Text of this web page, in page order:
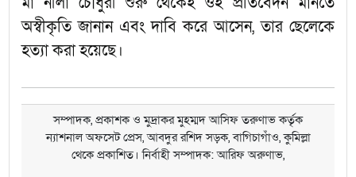
অস্বীকৃতি জানান এবং দাবি করে আসেন, তার ছেলেকে
হত্যা করা হয়েছে।
সম্পাদক, প্রকাশক ও মুদ্রাকর মুহম্মদ আসিফ তরুণাভ কর্তৃক
ন্যাশনাল অফসেট প্রেস, আবদুর রশিদ সড়ক, বাগিচাগাঁও, কুমিল্লা
থেকে প্রকাশিত। নির্বাহী সম্পাদক: আরিফ অরুণাভ,